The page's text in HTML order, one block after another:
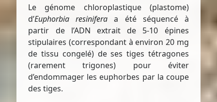
Le génome chloroplastique (plastome)
d’Euphorbia resinifera a été séquencé à
partir de l’ADN extrait de 5-10 épines
stipulaires (correspondant à environ 20 mg
de tissu congelé) de ses tiges tétragones
(rarement trigones) pour éviter
d’endommager les euphorbes par la coupe
des tiges.